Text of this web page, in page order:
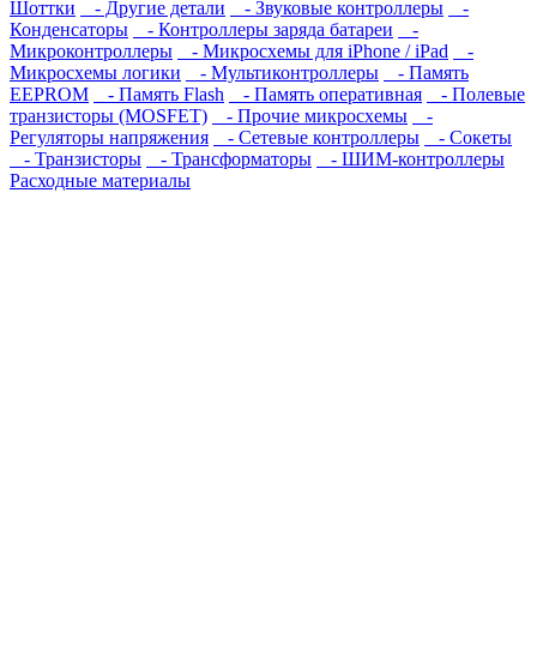
Шоттки - Другие детали - Звуковые контроллеры
-
Конденсаторы
- Контроллеры заряда батареи
-
Микроконтроллеры
- Микросхемы для iPhone / iPad
-
Микросхемы логики
- Мультиконтроллеры
- Память
EEPROM
- Память Flash - Память оперативная
- Полевые
транзисторы (MOSFET)
- Прочие микросхемы
-
Регуляторы напряжения
- Сетевые контроллеры
- Сокеты
- Транзисторы
- Трансформаторы
- ШИМ-контроллеры
Расходные материалы